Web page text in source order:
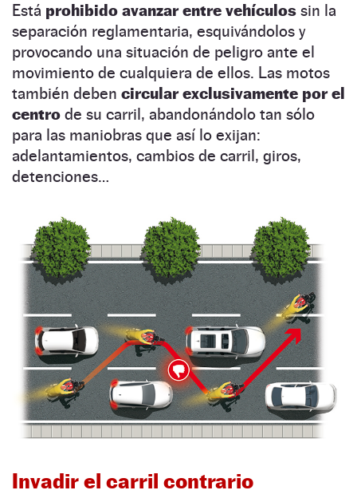
Está prohibido avanzar entre vehículos sin la
separación reglamentaria, esquivándolos y
provocando una situación de peligro ante el
movimiento de cualquiera de ellos. Las motos
también deben circular exclusivamente por el
centro de su carril, abandonándolo tan sólo
para las maniobras que así lo exijan:
adelantamientos, cambios de carril, giros,
detenciones…
Invadir el carril contrario